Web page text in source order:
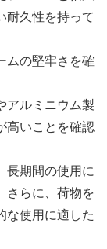
耐久性を持って
ムの堅牢さを確
アルミニウム製
高いことを確認
長期間の使用に
さらに、荷物を
な使用に適した